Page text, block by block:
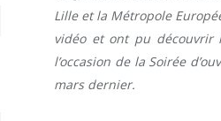
Lille et la Métropole
vidéo et ont pu découvrir
l’occasion de la Soirée
mars dernier.